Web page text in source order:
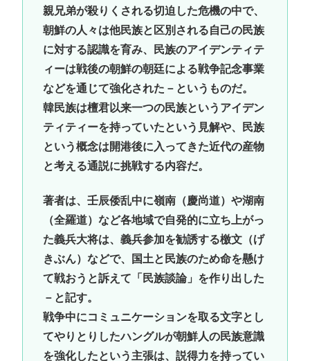
親兄弟が殺りくされる切迫した危機の中で、
朝鮮の人々は他民族と区別される自己の民族
に対する認識を育み、民族のアイデンティテ
ィーは戦後の朝鮮の朝廷による戦争記念事業
などを通じて強化された－というものだ。
韓民族は檀君以来一つの民族というアイデン
ティティーを持っていたという見解や、民族
という概念は開港後に入ってきた近代の産物
と考える通説に挑戦する内容だ。
著者は、壬辰倭乱中に嶺南（慶尚道）や湖南
（全羅道）など各地域で自発的に立ち上がっ
た義兵大将は、義兵参加を勧誘する檄文（げ
きぶん）などで、国土と民族のため命を懸け
て戦おうと訴えて「民族談論」を作り出した
－と記す。
戦争中にコミュニケーションを取る文字とし
てやりとりしたハングルが朝鮮人の民族意識
を強化したという主張は、説得力を持ってい